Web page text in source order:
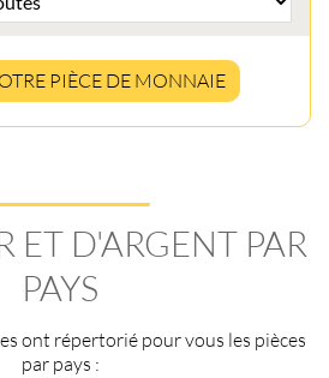
PIÈCE DE MONNAIE
ET D'ARGENT PAR
PAYS
ont répertorié pour vous les pièces
par pays :